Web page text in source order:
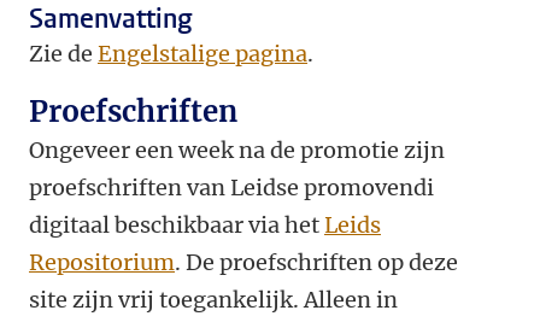
Samenvatting
Zie de Engelstalige pagina.
Proefschriften
Ongeveer een week na de promotie zijn
proefschriften van Leidse promovendi
digitaal beschikbaar via hetLeids
Repositorium. De proefschriften op deze
site zijn vrij toegankelijk. Alleen in